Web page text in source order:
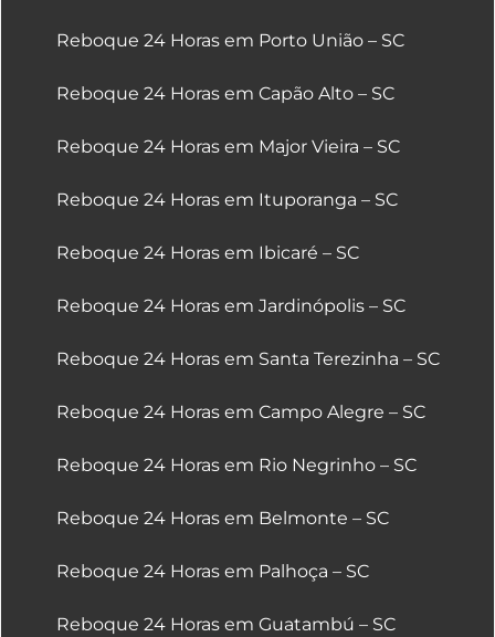
Reboque 24 Horas em Porto União – SC
Reboque 24 Horas em Capão Alto – SC
Reboque 24 Horas em Major Vieira – SC
Reboque 24 Horas em Ituporanga – SC
Reboque 24 Horas em Ibicaré – SC
Reboque 24 Horas em Jardinópolis – SC
Reboque 24 Horas em Santa Terezinha – SC
Reboque 24 Horas em Campo Alegre – SC
Reboque 24 Horas em Rio Negrinho – SC
Reboque 24 Horas em Belmonte – SC
Reboque 24 Horas em Palhoça – SC
Reboque 24 Horas em Guatambú – SC